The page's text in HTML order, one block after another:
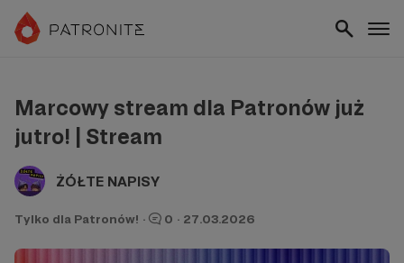
Marcowy stream dla Patronów już
jutro! | Stream
ŻÓŁTE NAPISY
Tylko dla Patronów! · 0 · 27.03.2026